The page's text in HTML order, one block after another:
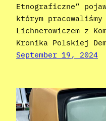
Etnograficzne”
którym
Lichnerowiczem z
Kronika Polskiej
September 19, 2024